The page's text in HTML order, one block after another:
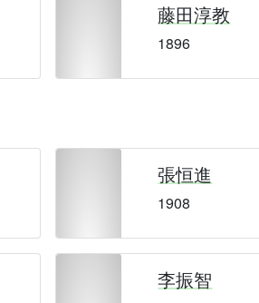
藤田淳教
1896
張恒進
1908
李振智